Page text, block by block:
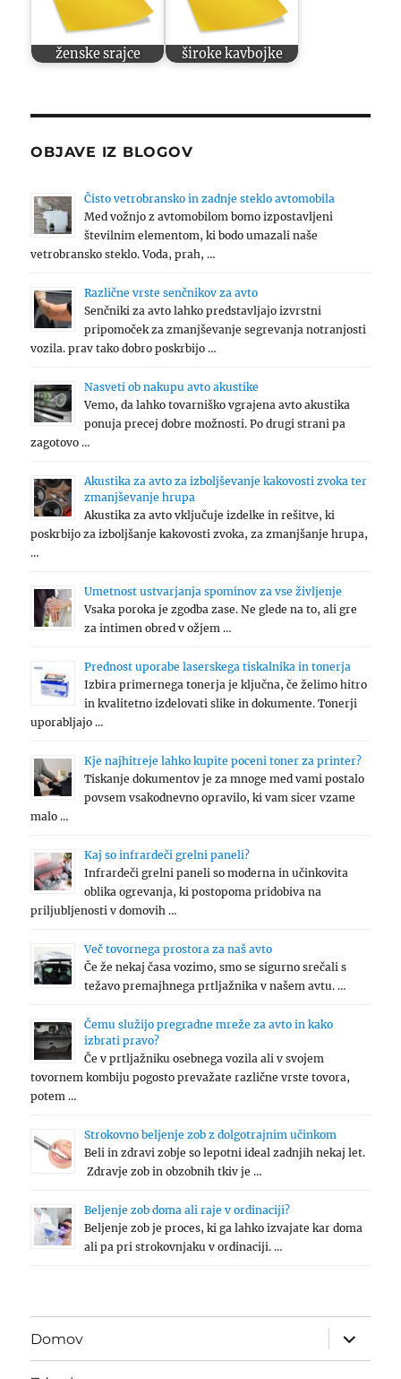
ženske srajce široke kavbojke
OBJAVE IZ BLOGOV
Čisto vetrobransko in zadnje steklo avtomobila
Med vožnjo z avtomobilom bomo izpostavljeni
številnim elementom, ki bodo umazali naše
vetrobransko steklo. Voda, prah, …
Različne vrste senčnikov za avto
Senčniki za avto lahko predstavljajo izvrstni
pripomoček za zmanjševanje segrevanja notranjosti
vozila. prav tako dobro poskrbijo …
Nasveti ob nakupu avto akustike
Vemo, da lahko tovarniško vgrajena avto akustika
ponuja precej dobre možnosti. Po drugi strani pa
zagotovo …
Akustika za avto za izboljševanje kakovosti zvoka ter
zmanjševanje hrupa
Akustika za avto vključuje izdelke in rešitve, ki
poskrbijo za izboljšanje kakovosti zvoka, za zmanjšanje hrupa,
…
Umetnost ustvarjanja spominov za vse življenje
Vsaka poroka je zgodba zase. Ne glede na to, ali gre
za intimen obred v ožjem …
Prednost uporabe laserskega tiskalnika in tonerja
Izbira primernega tonerja je ključna, če želimo hitro
in kvalitetno izdelovati slike in dokumente. Tonerji
uporabljajo …
Kje najhitreje lahko kupite poceni toner za printer?
Tiskanje dokumentov je za mnoge med vami postalo
povsem vsakodnevno opravilo, ki vam sicer vzame
malo …
Kaj so infrardeči grelni paneli?
Infrardeči grelni paneli so moderna in učinkovita
oblika ogrevanja, ki postopoma pridobiva na
priljubljenosti v domovih …
Več tovornega prostora za naš avto
Če že nekaj časa vozimo, smo se sigurno srečali s
težavo premajhnega prtljažnika v našem avtu. …
Čemu služijo pregradne mreže za avto in kako
izbrati pravo?
Če v prtljažniku osebnega vozila ali v svojem
tovornem kombiju pogosto prevažate različne vrste tovora,
potem …
Strokovno beljenje zob z dolgotrajnim učinkom
Beli in zdravi zobje so lepotni ideal zadnjih nekaj let.
Zdravje zob in obzobnih tkiv je …
Beljenje zob doma ali raje v ordinaciji?
Beljenje zob je proces, ki ga lahko izvajate kar doma
ali pa pri strokovnjaku v ordinaciji. …
Domov
expand
child
menu